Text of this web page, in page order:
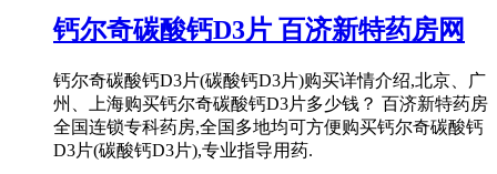
钙尔奇碳酸钙D3片 百济新特药房网
钙尔奇碳酸钙D3片(碳酸钙D3片)购买详情介绍,北京、广
州、上海购买钙尔奇碳酸钙D3片多少钱？ 百济新特药房
全国连锁专科药房,全国多地均可方便购买钙尔奇碳酸钙
D3片(碳酸钙D3片),专业指导用药.